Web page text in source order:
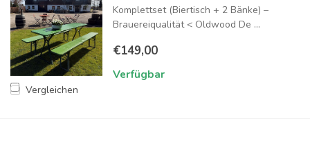
Vergleichen
Komplettset (Biertisch + 2 Bänke) –
Brauereiqualität < Oldwood De ...
€149,00
Verfügbar